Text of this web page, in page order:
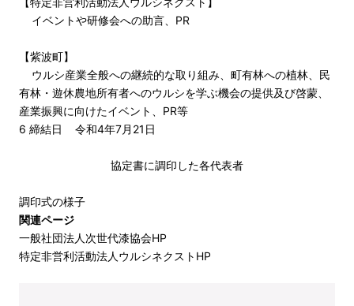
イベントや研修会への助言、PR
【紫波町】
ウルシ産業全般への継続的な取り組み、町有林への植林、民
有林・遊休農地所有者へのウルシを学ぶ機会の提供及び啓蒙、
産業振興に向けたイベント、PR等
6 締結日 令和4年7月21日
協定書に調印した各代表者
調印式の様子
関連ページ
一般社団法人次世代漆協会HP
特定非営利活動法人ウルシネクストHP